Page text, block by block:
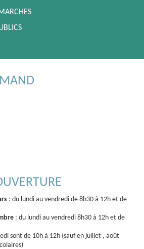
: du lundi au vendredi de 8h30 à 12h et de
: du lundi au vendredi 8h30 à 12h et de
sont de 10h à 12h (sauf en juillet , août